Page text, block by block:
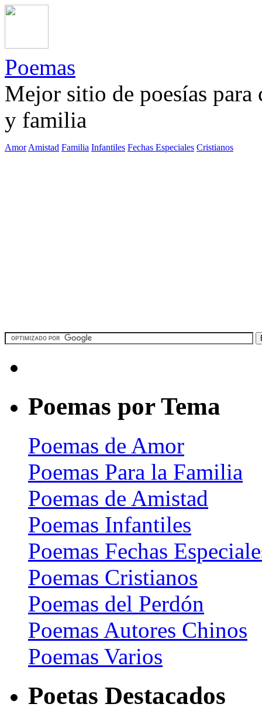
Poemas
Mejor sitio de poesías
y familia
Amor Amistad Familia Infantiles Fechas Especiales Cristianos
Poemas por Tema
Poemas de Amor
Poemas Para la Familia
Poemas de Amistad
Poemas Infantiles
Poemas Fechas
Poemas Cristianos
Poemas del Perdón
Poemas Autores Chinos
Poemas Varios
Poetas Destacados